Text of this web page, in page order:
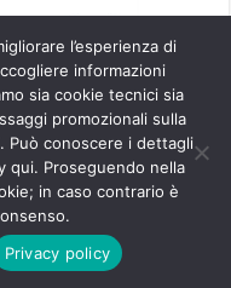
byTieLabs
Reserved.
l’esperienza di
informazioni
sia cookie tecnici sia
promozionali sulla
Può conoscere i dettagli
qui. Proseguendo nella
in caso contrario è
Privacy policy